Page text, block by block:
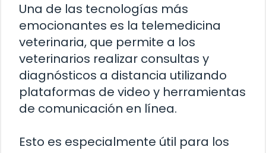
Una de las tecnologías más
emocionantes es la telemedicina
veterinaria, que permite a los
veterinarios realizar consultas y
diagnósticos a distancia utilizando
plataformas de video y herramientas
de comunicación en línea.
Esto es especialmente útil para los